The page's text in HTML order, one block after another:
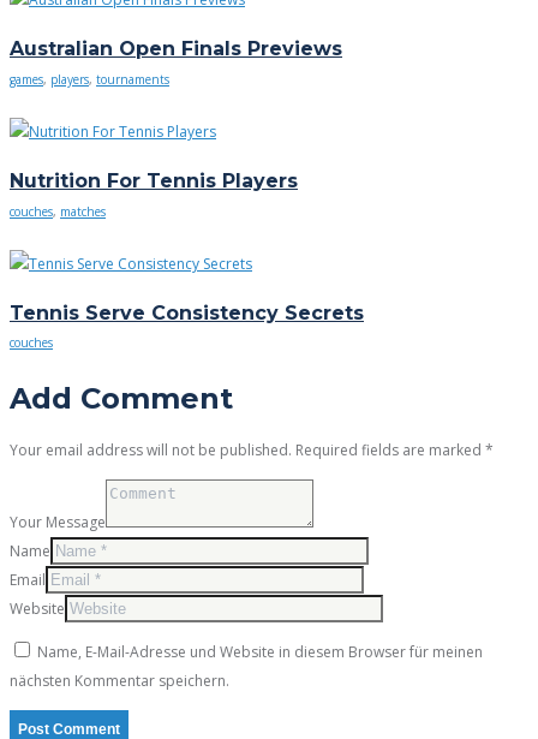
Australian Open Finals Previews
games, players, tournaments
Nutrition For Tennis Players
couches, matches
Tennis Serve Consistency Secrets
couches
Add Comment
Your email address will not be published. Required fields are marked *
Your Message
Name
Email
Website
Name, E-Mail-Adresse und Website in diesem Browser für meinen
nächsten Kommentar speichern.